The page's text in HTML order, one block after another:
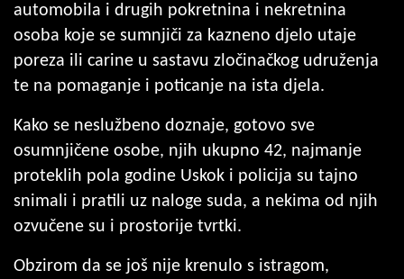
automobila i drugih pokretnina i nekretnina
osoba koje se sumnjiči za kazneno djelo utaje
poreza ili carine u sastavu zločinačkog udruženja
te na pomaganje i poticanje na ista djela.
Kako se neslužbeno doznaje, gotovo sve
osumnjičene osobe, njih ukupno 42, najmanje
proteklih pola godine Uskok i policija su tajno
snimali i pratili uz naloge suda, a nekima od njih
ozvučene su i prostorije tvrtki.
Obzirom da se još nije krenulo s istragom,